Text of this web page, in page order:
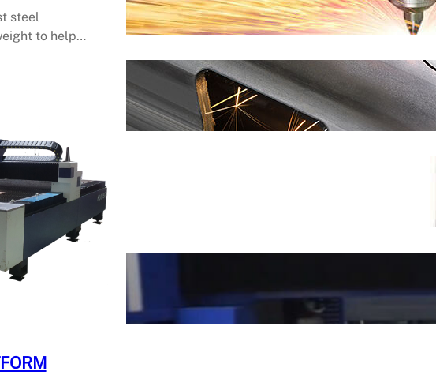
steel
to help…
Máy cắt ống laser: Hướng dẫn
tối ưu
machine)